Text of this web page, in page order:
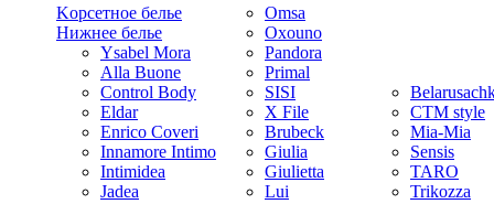
Kорсетное белье
Нижнее белье
Ysabel Mora
Alla Buone
Control Body
Eldar
Enrico Coveri
Innamore Intimo
Intimidea
Jadea
Omsa
Oxouno
Pandora
Primal
SISI
X File
Brubeck
Giulia
Giulietta
Lui
CTM style
Mia-Mia
Sensis
TARO
Trikozza